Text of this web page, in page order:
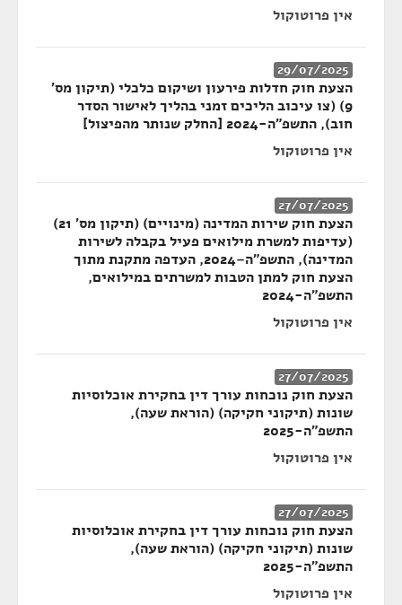
אין פרוטוקול
29/07/2025
הצעת חוק חדלות פירעון ושיקום כלכלי (תיקון מס'
9) (צו עיכוב הליכים זמני בהליך לאישור הסדר
חוב), התשפ"ה-2024 [החלק שנותר מהפיצול]
אין פרוטוקול
27/07/2025
הצעת חוק שירות המדינה (מינויים) (תיקון מס' 21)
(עדיפות למשרת מילואים פעיל בקבלה לשירות
המדינה), התשפ"ה–2024, העדפה מתקנת מתוך
הצעת חוק למתן הטבות למשרתים במילואים,
התשפ"ה-2024
אין פרוטוקול
27/07/2025
הצעת חוק נוכחות עורך דין בחקירת אוכלוסיות
שונות (תיקוני חקיקה) (הוראת שעה),
התשפ"ה-2025
אין פרוטוקול
27/07/2025
הצעת חוק נוכחות עורך דין בחקירת אוכלוסיות
שונות (תיקוני חקיקה) (הוראת שעה),
התשפ"ה-2025
אין פרוטוקול